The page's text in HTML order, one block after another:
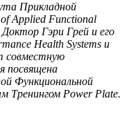
Прикладной
Applied Functional
Гэри Грей и его
Health Systems и
совместную
посвящена
Функциональной
Тренингом Power Plate.